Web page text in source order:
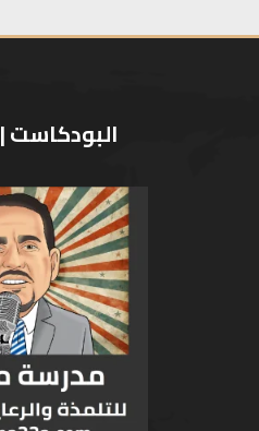
البودكاست | Podcast